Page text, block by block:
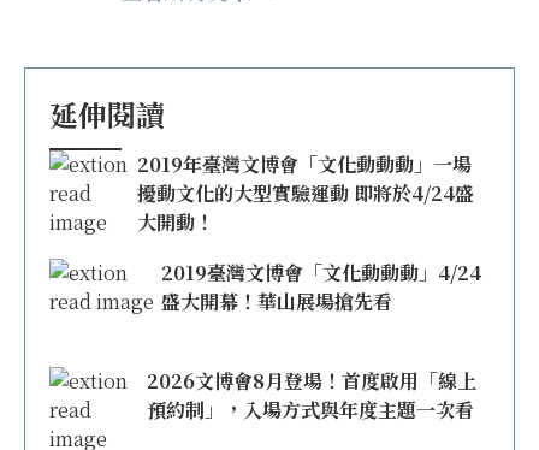
延伸閱讀
2019年臺灣文博會「文化動動動」一場
擾動文化的大型實驗運動 即將於4/24盛
大開動！
2019臺灣文博會「文化動動動」4/24
盛大開幕！華山展場搶先看
2026文博會8月登場！首度啟用「線上
預約制」，入場方式與年度主題一次看